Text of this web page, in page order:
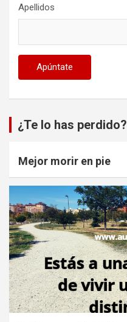
Apellidos
¿Te lo has perdido?
Mejor morir en pie